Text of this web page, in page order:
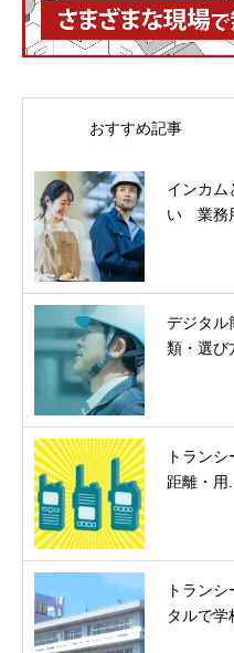
おすすめ記事
インカム
い 業務
デジタル
類・選び
トラン
距離・用
トラン
タルで学